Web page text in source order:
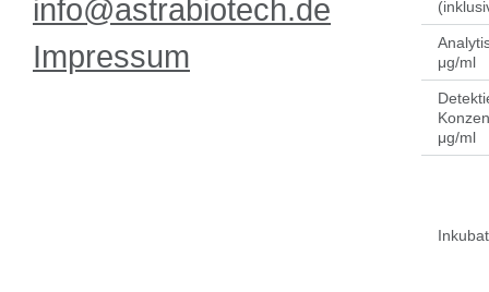
info@astrabiotech.de
Impressum
μg/ml
μg/ml